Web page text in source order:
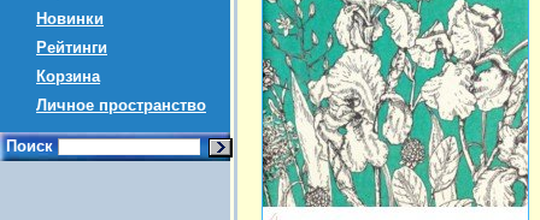
Новинки
Рейтинги
Корзина
Личное пространство
Поиск